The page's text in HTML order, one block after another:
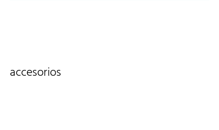
accesorios